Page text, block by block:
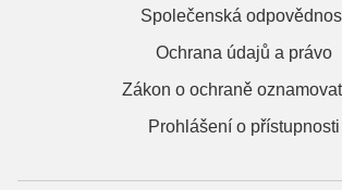
Společenská
Ochrana údajů a právo
Zákon o ochraně
Prohlášení o přístupnosti